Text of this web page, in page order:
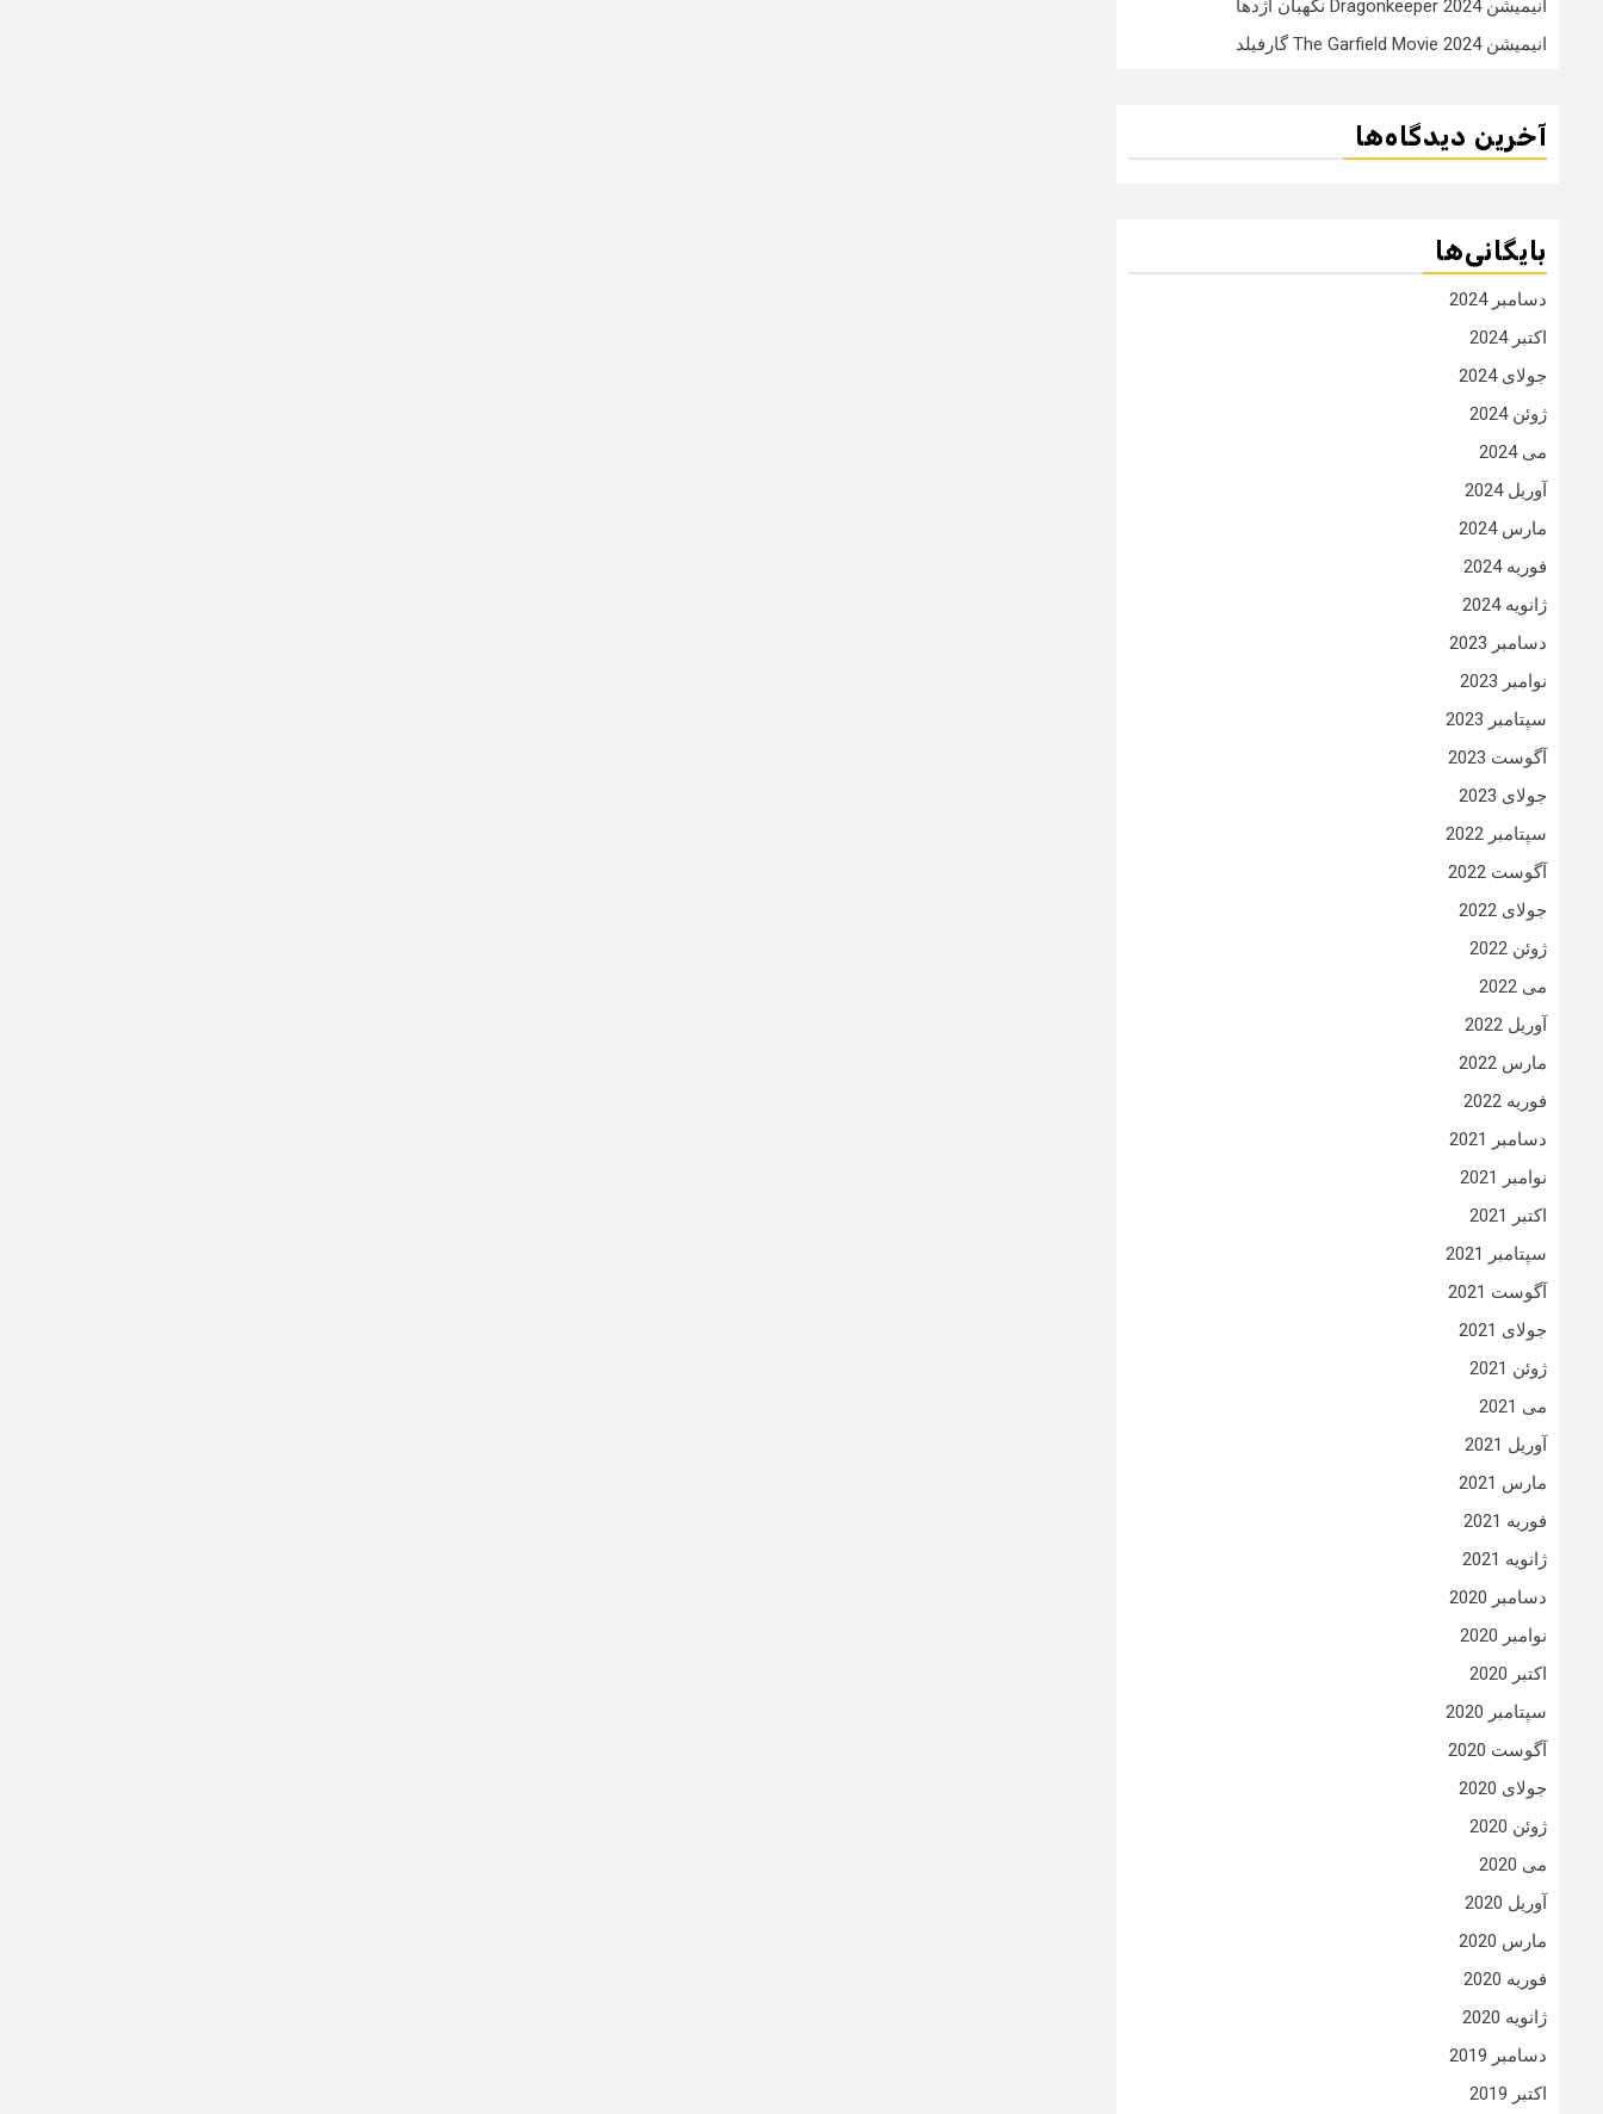
انیمیشن Dragonkeeper 2024 نگهبان اژدها
انیمیشن The Garfield Movie 2024 گارفیلد
آخرین دیدگاه‌ها
بایگانی‌ها
دسامبر 2024
اکتبر 2024
جولای 2024
ژوئن 2024
می 2024
آوریل 2024
مارس 2024
فوریه 2024
ژانویه 2024
دسامبر 2023
نوامبر 2023
سپتامبر 2023
آگوست 2023
جولای 2023
سپتامبر 2022
آگوست 2022
جولای 2022
ژوئن 2022
می 2022
آوریل 2022
مارس 2022
فوریه 2022
دسامبر 2021
نوامبر 2021
اکتبر 2021
سپتامبر 2021
آگوست 2021
جولای 2021
ژوئن 2021
می 2021
آوریل 2021
مارس 2021
فوریه 2021
ژانویه 2021
دسامبر 2020
نوامبر 2020
اکتبر 2020
سپتامبر 2020
آگوست 2020
جولای 2020
ژوئن 2020
می 2020
آوریل 2020
مارس 2020
فوریه 2020
ژانویه 2020
دسامبر 2019
اکتبر 2019